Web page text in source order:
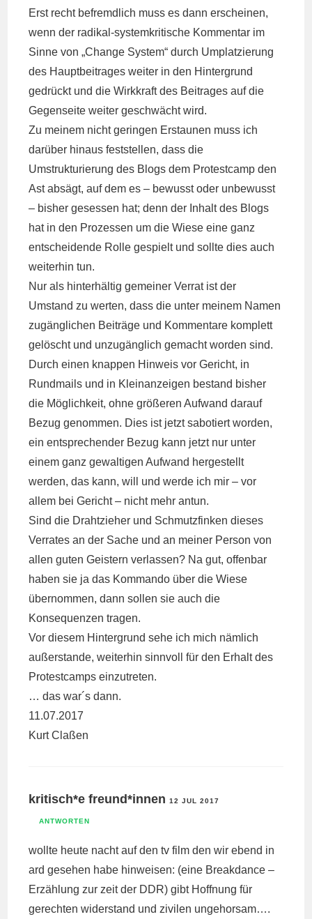
Erst recht befremdlich muss es dann erscheinen,
wenn der radikal-systemkritische Kommentar im
Sinne von „Change System“ durch Umplatzierung
des Hauptbeitrages weiter in den Hintergrund
gedrückt und die Wirkkraft des Beitrages auf die
Gegenseite weiter geschwächt wird.
Zu meinem nicht geringen Erstaunen muss ich
darüber hinaus feststellen, dass die
Umstrukturierung des Blogs dem Protestcamp den
Ast absägt, auf dem es – bewusst oder unbewusst
– bisher gesessen hat; denn der Inhalt des Blogs
hat in den Prozessen um die Wiese eine ganz
entscheidende Rolle gespielt und sollte dies auch
weiterhin tun.
Nur als hinterhältig gemeiner Verrat ist der
Umstand zu werten, dass die unter meinem Namen
zugänglichen Beiträge und Kommentare komplett
gelöscht und unzugänglich gemacht worden sind.
Durch einen knappen Hinweis vor Gericht, in
Rundmails und in Kleinanzeigen bestand bisher
die Möglichkeit, ohne größeren Aufwand darauf
Bezug genommen. Dies ist jetzt sabotiert worden,
ein entsprechender Bezug kann jetzt nur unter
einem ganz gewaltigen Aufwand hergestellt
werden, das kann, will und werde ich mir – vor
allem bei Gericht – nicht mehr antun.
Sind die Drahtzieher und Schmutzfinken dieses
Verrates an der Sache und an meiner Person von
allen guten Geistern verlassen? Na gut, offenbar
haben sie ja das Kommando über die Wiese
übernommen, dann sollen sie auch die
Konsequenzen tragen.
Vor diesem Hintergrund sehe ich mich nämlich
außerstande, weiterhin sinnvoll für den Erhalt des
Protestcamps einzutreten.
… das war´s dann.
11.07.2017
Kurt Claßen
kritisch*e freund*innen12 JUL 2017
ANTWORTEN
wollte heute nacht auf den tv film den wir ebend in
ard gesehen habe hinweisen: (eine Breakdance –
Erzählung zur zeit der DDR) gibt Hoffnung für
gerechten widerstand und zivilen ungehorsam….